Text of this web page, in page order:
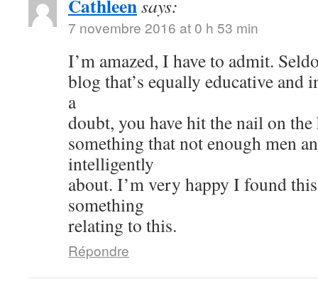
Cathleensays:
7 novembre 2016 at 0 h 53 min
I’m amazed, I have to admit.
blog that’s equally educative and
a
doubt, you have hit the nail on the
something that not enough men
intelligently
about. I’m very happy I found
something
relating to this.
Répondre